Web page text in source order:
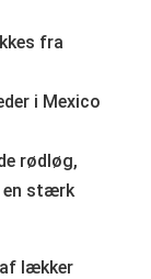
fra
i Mexico
rødløg,
en stærk
lækker